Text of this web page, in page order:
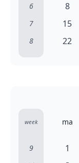
6 8
7 15
8 22
week ma
9 1